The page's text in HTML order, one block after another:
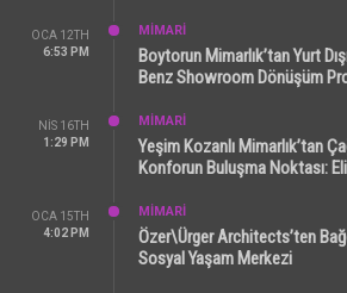
OCA 12TH
6:53 PM
MİMARİ
Boytorun Mimarlık’tan Yurt
Benz Showroom Dönüşüm
NIS 16TH
1:29 PM
MİMARİ
Yeşim Kozanlı Mimarlık’tan
Konforun Buluşma Noktası:
OCA 15TH
4:02 PM
MİMARİ
Özer\Ürger Architects’ten
Sosyal Yaşam Merkezi